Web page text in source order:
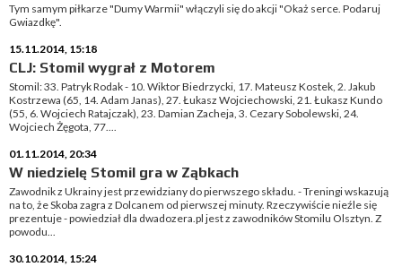
Tym samym piłkarze "Dumy Warmii" włączyli się do akcji "Okaż serce. Podaruj
Gwiazdkę".
15.11.2014, 15:18
CLJ: Stomil wygrał z Motorem
Stomil: 33. Patryk Rodak - 10. Wiktor Biedrzycki, 17. Mateusz Kostek, 2. Jakub
Kostrzewa (65, 14. Adam Janas), 27. Łukasz Wojciechowski, 21. Łukasz Kundo
(55, 6. Wojciech Ratajczak), 23. Damian Zacheja, 3. Cezary Sobolewski, 24.
Wojciech Żęgota, 77....
01.11.2014, 20:34
W niedzielę Stomil gra w Ząbkach
Zawodnik z Ukrainy jest przewidziany do pierwszego składu. - Treningi wskazują
na to, że Skoba zagra z Dolcanem od pierwszej minuty. Rzeczywiście nieźle się
prezentuje - powiedział dla dwadozera.pl jest z zawodników Stomilu Olsztyn. Z
powodu...
30.10.2014, 15:24